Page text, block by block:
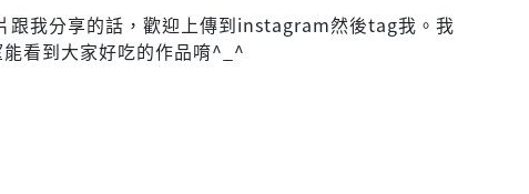
跟我分享的話，歡迎上傳到instagram然後tag我。我
看到大家好吃的作品唷^_^